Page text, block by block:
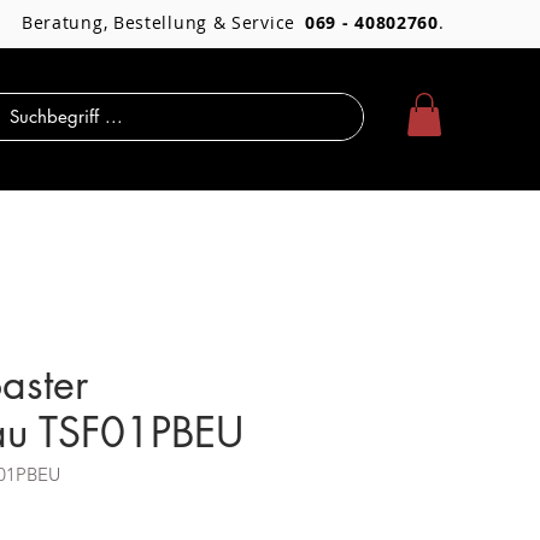
Beratung, Bestellung & Service 069 - 40802760.
TSF01PBEU